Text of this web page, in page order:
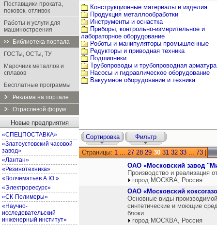
Поставщики проката,
поковок, отливок
Работы и услуги для
машиностроения
Библиотека портала
ГОСТы, ОСТы, ТУ
Марочник металлов и
сплавов
Бесплатные программы
Реклама на портале
Отраслевой форум
Новые предприятия
«СПЕЦПОСТАВКА»
«Златоустовский часовой
завод»
«Лантан»
«Резинотехника»
«Волчематьев А.Ю.»
«Электроресурс»
«СК-Полимеры»
«Научно-
исследовательский
инженерный институт»
Конструкционные материалы и изделия
Продукция металлообработки
Инструменты и оснастка
Приборы, контрольно-измерительное и
лабораторное оборудование
Роботы и манипуляторы промышленные
Редукторы и приводная техника
Подшипники
Трубопроводы и трубопроводная арматура
Насосы и гидравлическое оборудование
Вакуумное оборудование и техника
Сортировка Фильтр
Страницы: 1 ... 27 28 29 30 31 32 33 ... 73
ОАО «Московский завод
Производство и реализация
город МОСКВА, Россия
ОАО «Московский
Основные виды
синтетические и моющие
блоки.
город МОСКВА, Россия